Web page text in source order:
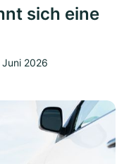
sich eine
Juni 2026